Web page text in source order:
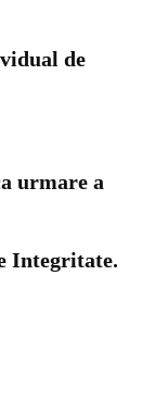
de
urmare a
Integritate.